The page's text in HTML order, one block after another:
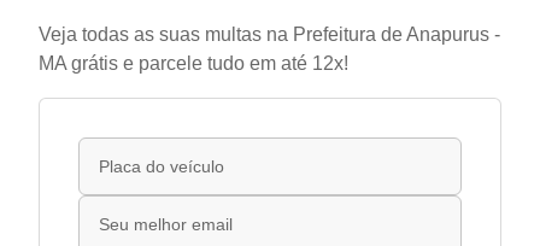
Veja todas as suas multas na Prefeitura de Anapurus -
MA grátis e parcele tudo em até 12x!